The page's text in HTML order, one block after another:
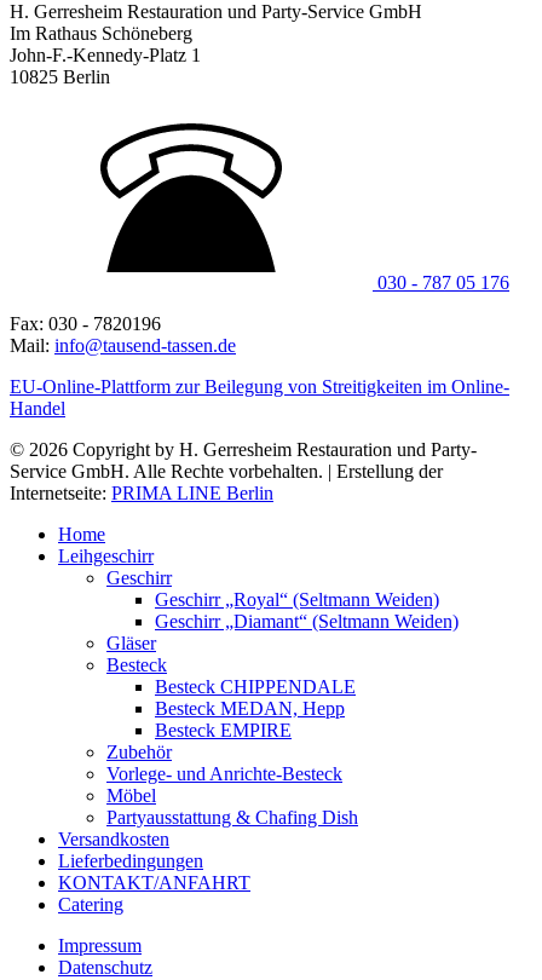
H. Gerresheim Restauration und Party-Service GmbH
Im Rathaus Schöneberg
John-F.-Kennedy-Platz 1
10825 Berlin
030 - 787 05 176
Fax: 030 - 7820196
Mail: info@tausend-tassen.de
EU-Online-Plattform zur Beilegung von Streitigkeiten im Online-
Handel
© 2026 Copyright by H. Gerresheim Restauration und Party-
Service GmbH. Alle Rechte vorbehalten. | Erstellung der
Internetseite: PRIMA LINE Berlin
Home
Leihgeschirr
Geschirr
Geschirr „Royal“ (Seltmann Weiden)
Geschirr „Diamant“ (Seltmann Weiden)
Gläser
Besteck
Besteck CHIPPENDALE
Besteck MEDAN, Hepp
Besteck EMPIRE
Zubehör
Vorlege- und Anrichte-Besteck
Möbel
Partyausstattung & Chafing Dish
Versandkosten
Lieferbedingungen
KONTAKT/ANFAHRT
Catering
Impressum
Datenschutz